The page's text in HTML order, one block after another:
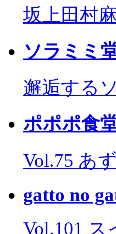
坂上田村
ソラミミ
邂逅する
ポポポ食
Vol.75 あ
gatto no
Vol.101